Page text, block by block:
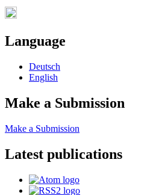
Language
Deutsch
English
Make a Submission
Make a Submission
Latest publications